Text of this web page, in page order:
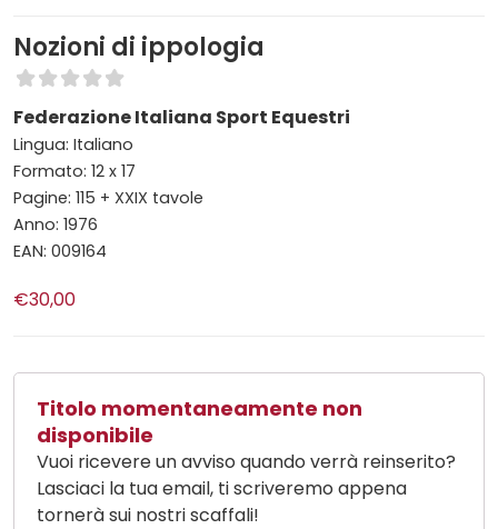
Nozioni di ippologia
Federazione Italiana Sport Equestri
Lingua: Italiano
Formato: 12 x 17
Pagine: 115 + XXIX tavole
Anno: 1976
EAN: 009164
€30,00
Titolo momentaneamente non
disponibile
Vuoi ricevere un avviso quando verrà reinserito?
Lasciaci la tua email, ti scriveremo appena
tornerà sui nostri scaffali!